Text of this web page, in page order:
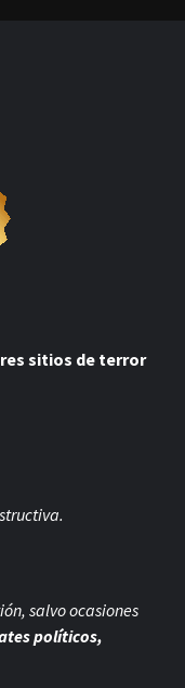
sitios de terror
salvo ocasiones
políticos,